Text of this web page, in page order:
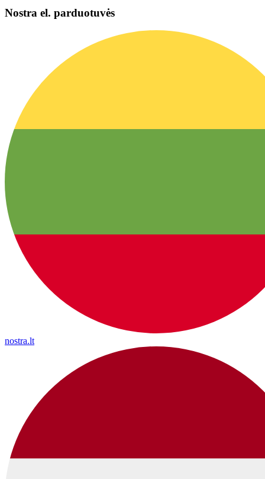
Nostra el. parduotuvės
nostra.lt